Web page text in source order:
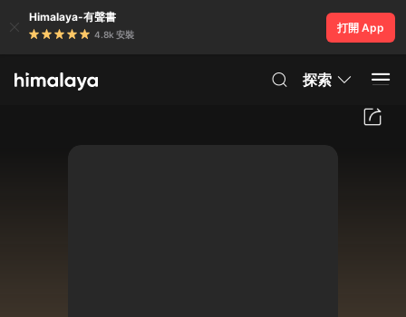
Himalaya-有聲書
4.8k 安裝
打開 App
探索